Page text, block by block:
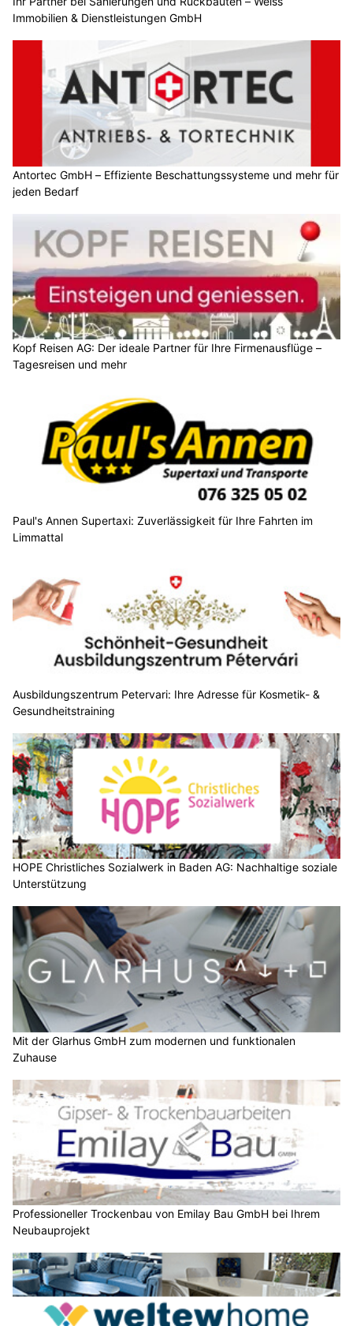
Immobilien & Dienstleistungen GmbH
Antortec GmbH – Effiziente Beschattungssysteme und mehr für
jeden Bedarf
Kopf Reisen AG: Der ideale Partner für Ihre Firmenausflüge –
Tagesreisen und mehr
Paul's Annen Supertaxi: Zuverlässigkeit für Ihre Fahrten im
Limmattal
Ausbildungszentrum Petervari: Ihre Adresse für Kosmetik- &
Gesundheitstraining
HOPE Christliches Sozialwerk in Baden AG: Nachhaltige soziale
Unterstützung
Mit der Glarhus GmbH zum modernen und funktionalen
Zuhause
Professioneller Trockenbau von Emilay Bau GmbH bei Ihrem
Neubauprojekt